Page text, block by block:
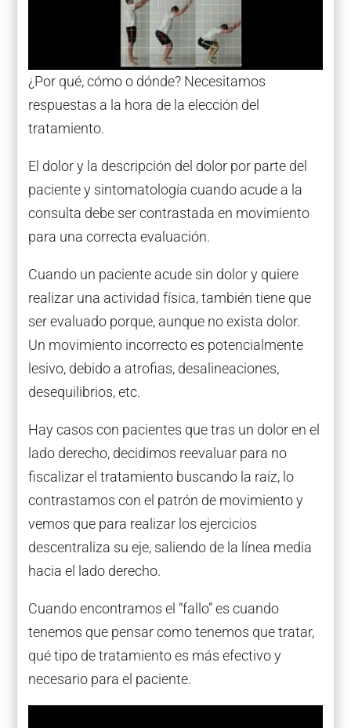
¿Por qué, cómo o dónde? Necesitamos
respuestas a la hora de la elección del
tratamiento.
El dolor y la descripción del dolor por parte del
paciente y sintomatología cuando acude a la
consulta debe ser contrastada en movimiento
para una correcta evaluación.
Cuando un paciente acude sin dolor y quiere
realizar una actividad física, también tiene que
ser evaluado porque, aunque no exista dolor.
Un movimiento incorrecto es potencialmente
lesivo, debido a atrofias, desalineaciones,
desequilibrios, etc.
Hay casos con pacientes que tras un dolor en el
lado derecho, decidimos reevaluar para no
fiscalizar el tratamiento buscando la raíz, lo
contrastamos con el patrón de movimiento y
vemos que para realizar los ejercicios
descentraliza su eje, saliendo de la línea media
hacia el lado derecho.
Cuando encontramos el “fallo” es cuando
tenemos que pensar como tenemos que tratar,
qué tipo de tratamiento es más efectivo y
necesario para el paciente.